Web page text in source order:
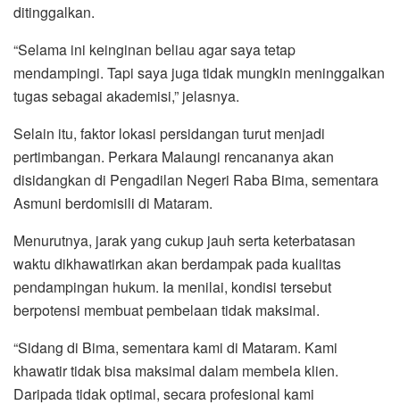
ditinggalkan.
“Selama ini keinginan beliau agar saya tetap
mendampingi. Tapi saya juga tidak mungkin meninggalkan
tugas sebagai akademisi,” jelasnya.
Selain itu, faktor lokasi persidangan turut menjadi
pertimbangan. Perkara Malaungi rencananya akan
disidangkan di Pengadilan Negeri Raba Bima, sementara
Asmuni berdomisili di Mataram.
Menurutnya, jarak yang cukup jauh serta keterbatasan
waktu dikhawatirkan akan berdampak pada kualitas
pendampingan hukum. Ia menilai, kondisi tersebut
berpotensi membuat pembelaan tidak maksimal.
“Sidang di Bima, sementara kami di Mataram. Kami
khawatir tidak bisa maksimal dalam membela klien.
Daripada tidak optimal, secara profesional kami